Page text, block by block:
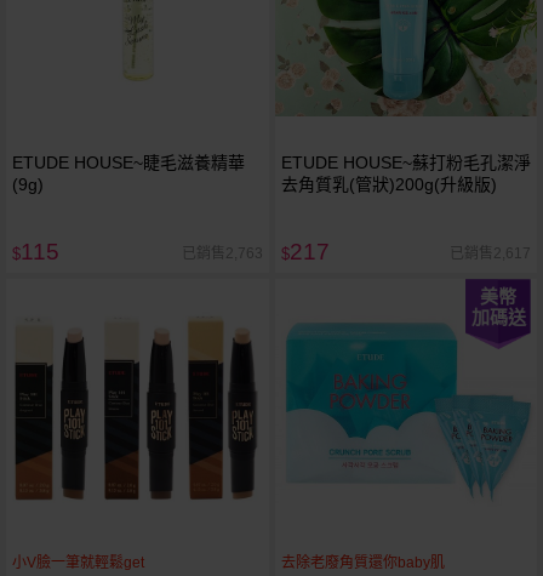
ETUDE HOUSE~睫毛滋養精華
(9g)
$115 已銷售2,763
ETUDE HOUSE~蘇打粉毛孔潔淨
去角質乳(管狀)200g(升級版)
$217 已銷售2,617
小V臉一筆就輕鬆get
美幣
加碼送
去除老廢角質還你baby肌